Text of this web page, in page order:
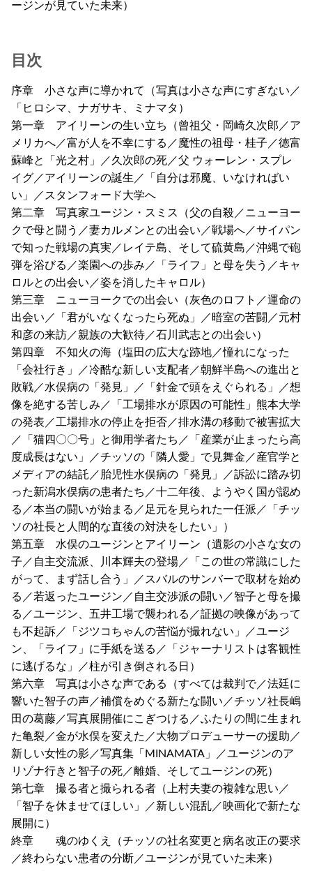
ージンが見ていた未来）
目次
序章 小さな声に導かれて（写真は小さな声にすぎない／
「ヒロシマ、ナガサキ、ミナマタ）
第一章 アイリーンの生い立ち（曾祖父・岡崎久次郎／ア
メリカへ／富が人を不幸にする／魔性の祖母・桂子／徳富
蘇峰と「光之村」／久次郎の死／父 ウォーレン・スプレ
イグ／アイリーンの誕生／「自分は邪魔、いなければい
い」／スタンフォード大学へ
第二章 写真家ユージン・スミス（父の自殺／ニューヨー
クで母と闘う／妻カルメンとの出会い／戦場へ／サイパン
で知った戦場の真実／レイテ島、そして硫黄島／沖縄で砲
弾を浴びる／楽園への歩み／「ライフ」と母を失う／キャ
ロルとの出会い／姿を消したキャロル）
第三章 ニューヨークでの出会い（灰色のロフト／運命の
出会い／「君がいなくなったら死ぬ」／暗室の苦闘／元村
和彦の来訪／親族の大歓待／石川武志との出会い）
第四章 不知火の海（塩田の広大な跡地／憧れになった
「会社行き」／冷酷な新しい支配者／朝鮮半島への進出と
敗戦／水俣病の「発見」／「針金で頭をえぐられる」／想
像を絶する苦しみ／「工場排水が原因の可能性」熊本大学
の発表／工場排水の停止を拒否／排水溝の移動で被害拡大
／「猫四〇〇号」と御用学者たち／「産業が止まったら高
度成長はない」／チッソの「隣人愛」で見舞金／産官学と
メディアの結託／胎児性水俣病の「発見」／訴訟に踏み切
った新潟水俣病の患者たち／十二年後、ようやく国が認め
る／本当の闘いが始まる／足元を見られた一任派／「チッ
ソの社長と人間的な直後の対決をしたい」）
第五章 水俣のユージンとアイリーン（遺影の小さな女の
子／自主交流派、川本輝夫の登場／「この世の常識にした
がって、まず話し合う」／スバルのサンバーで取材を始め
る／若返ったユージン／自主交渉派の闘い／智子と母を撮
る／ユージン、五井工場で襲われる／証拠の映像があって
も不起訴／「ジツコちゃんの苦悩が撮れない」／ユージ
ン、「ライフ」に手紙を送る／「ジャーナリストは客観性
に逃げるな」／柱が引き倒される日）
第六章 写真は小さな声である（すべては裁判で／法廷に
響いた智子の声／補償をめぐる新たな闘い／チッソ社長嶋
田の葛藤／写真展開催にこぎつける／ふたりの間に生まれ
た亀裂／金が水俣を変えた／大物プロデューサーの援助／
新しい女性の影／写真集「MINAMATA」／ユージンのア
リゾナ行きと智子の死／離婚、そしてユージンの死）
第七章 撮る者と撮られる者（上村夫妻の複雑な思い／
「智子を休ませてほしい」／新しい混乱／映画化で新たな
展開に）
終章 魂のゆくえ（チッソの社名変更と病名改正の要求
／終わらない患者の分断／ユージンが見ていた未来）